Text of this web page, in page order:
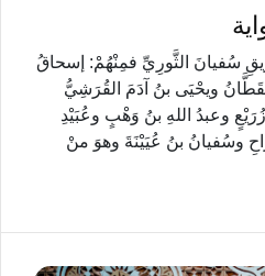
سُفيانَ الثَّورِيِّ فمِنْهُمْ: إسحاقُ
ويحْيَى بنُ آدَمَ القُرَشِيُّ
وعبدُ اللهِ بنُ وَهْبٍ وعُبَيْدِ
وسُفيانُ بنُ عُيَيْنَةَ وهوَ منْ